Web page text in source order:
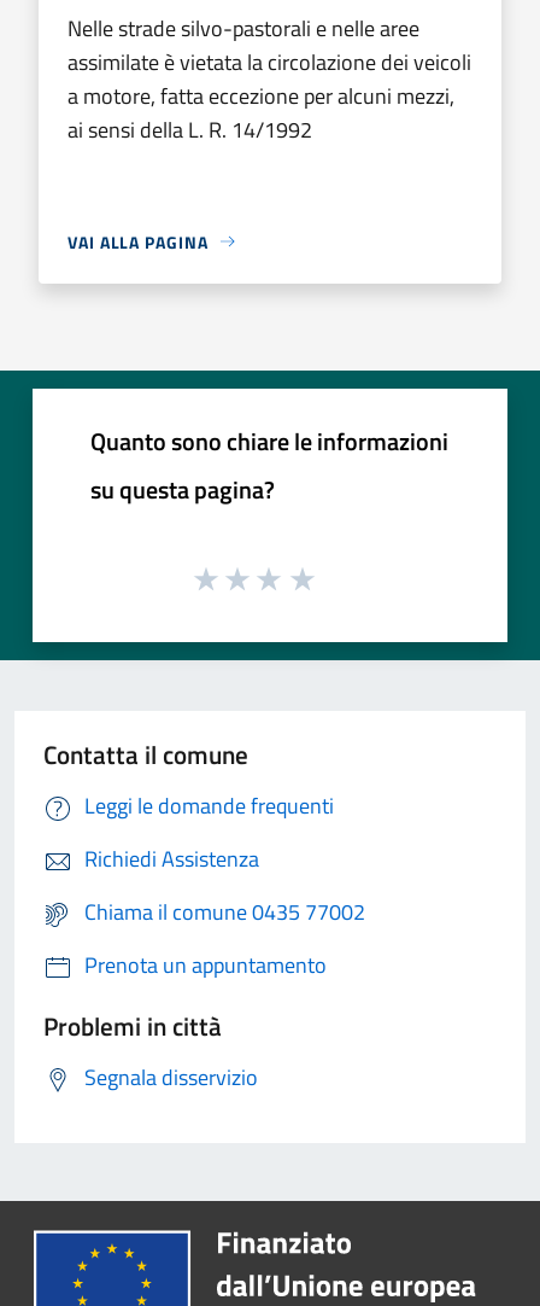
Nelle strade silvo-pastorali e nelle aree
assimilate è vietata la circolazione dei veicoli
a motore, fatta eccezione per alcuni mezzi,
ai sensi della L. R. 14/1992
VAI ALLA PAGINA
Quanto sono chiare le informazioni
su questa pagina?
Contatta il comune
Leggi le domande frequenti
Richiedi Assistenza
Chiama il comune 0435 77002
Prenota un appuntamento
Problemi in città
Segnala disservizio